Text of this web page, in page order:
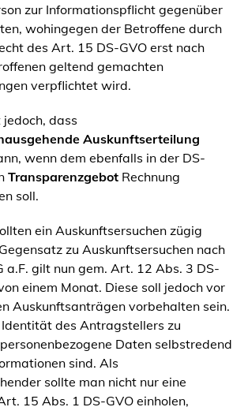
zur Informationspflicht gegenüber
wohingegen der Betroffene durch
des Art. 15 DS-GVO erst nach
geltend gemachten
verpflichtet wird.
dass
Auskunftserteilung
wenn dem ebenfalls in der DS-
Transparenzgebot Rechnung
soll.
ein Auskunftsersuchen zügig
zu Auskunftsersuchen nach
a.F. gilt nun gem. Art. 12 Abs. 3 DS-
einem Monat. Diese soll jedoch vor
Auskunftsanträgen vorbehalten sein.
des Antragstellers zu
Daten selbstredend
sind. Als
sollte man nicht nur eine
15 Abs. 1 DS-GVO einholen,